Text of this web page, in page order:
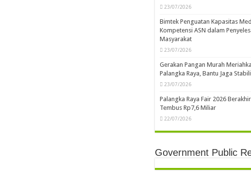
23/07/2026
Bimtek Penguatan Kapasitas
Kompetensi ASN dalam
Masyarakat
23/07/2026
Gerakan Pangan Murah
Palangka Raya, Bantu Jaga
23/07/2026
Palangka Raya Fair 2026
Tembus Rp7,6 Miliar
22/07/2026
Government Public